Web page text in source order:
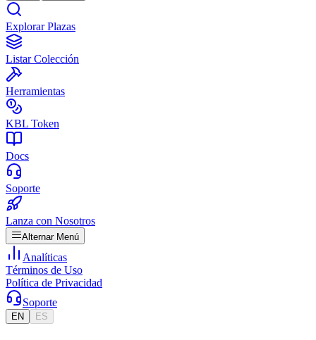
Explorar Plazas
Listar Colección
Herramientas
KBL Token
Docs
Soporte
Lanza con Nosotros
Alternar Menú
Analíticas
Términos de Uso
Política de Privacidad
Soporte
EN ES